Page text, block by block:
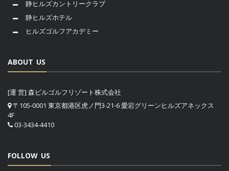
静ヒルズカントリークラブ
静ヒルズホテル
ヒルズゴルフアカデミー
ABOUT US
[運 営] 森ビルゴルフリゾート株式会社
〒105-0001 東京都港区虎ノ門3-21-6 愛宕グリーンヒルズアネックス
4F
03-3434-4410
FOLLOW US